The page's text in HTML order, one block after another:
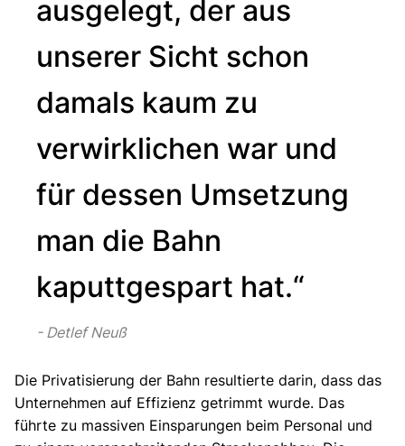
ausgelegt, der aus
unserer Sicht schon
damals kaum zu
verwirklichen war und
für dessen Umsetzung
man die Bahn
kaputtgespart hat.“
Detlef Neuß
Die Privatisierung der Bahn resultierte darin, dass das
Unternehmen auf Effizienz getrimmt wurde. Das
führte zu massiven Einsparungen beim Personal und